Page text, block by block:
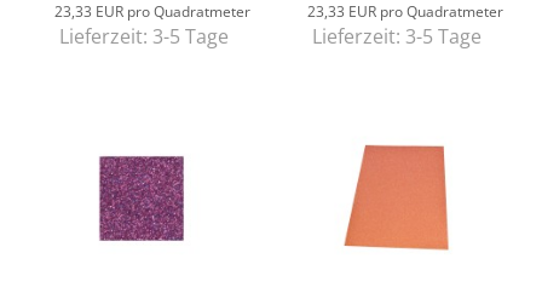
23,33 EUR pro Quadratmeter
Lieferzeit: 3-5 Tage
23,33 EUR pro Quadratmeter
Lieferzeit: 3-5 Tage